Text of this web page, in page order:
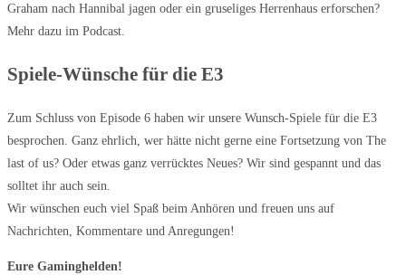
Graham nach Hannibal jagen oder ein gruseliges Herrenhaus erforschen?
Mehr dazu im Podcast.
Spiele-Wünsche für die E3
Zum Schluss von Episode 6 haben wir unsere Wunsch-Spiele für die E3
besprochen. Ganz ehrlich, wer hätte nicht gerne eine Fortsetzung von The
last of us? Oder etwas ganz verrücktes Neues? Wir sind gespannt und das
solltet ihr auch sein.
Wir wünschen euch viel Spaß beim Anhören und freuen uns auf
Nachrichten, Kommentare und Anregungen!
Eure Gaminghelden!